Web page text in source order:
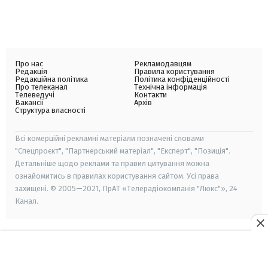
Про нас
Редакція
Редакційна політика
Про телеканал
Телеведучі
Вакансії
Структура власності
Рекламодавцям
Правила користування
Політика конфіденційності
Технічна інформація
Контакти
Архів
Всі комерційні рекламні матеріали позначені словами
"Спецпроєкт", "Партнерський матеріал", "Експерт", "Позиція".
Детальніше щодо реклами та правил цитування можна
ознайомитись в правилах користування сайтом. Усі права
захищені. © 2005—2021, ПрАТ «Телерадіокомпанія "Люкс"», 24
Канал.